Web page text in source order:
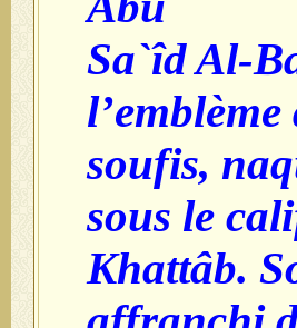
Sa`îd Al-
soufis,
sous le
Khattâb.